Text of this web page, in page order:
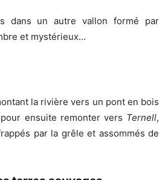
dans un autre vallon formé par
et mystérieux…
la rivière vers un pont en bois
ensuite remonter vers Ternell,
par la grêle et assommés de